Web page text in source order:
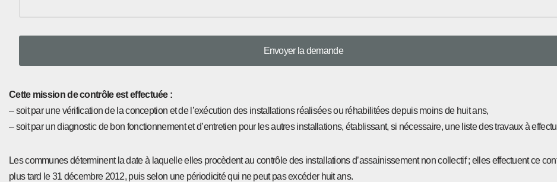
Cette mission de contrôle est effectuée :
– soit par une vérification de la conception et de l’exécution des installations réalisées ou réhabilitées depuis moins de huit ans,
– soit par un diagnostic de bon fonctionnement et d’entretien pour les autres installations, établissant, si nécessaire, une liste des travaux à
Les communes déterminent la date à laquelle elles procèdent au contrôle des installations d’assainissement non collectif ; elles effectuent ce
plus tard le 31 décembre 2012, puis selon une périodicité qui ne peut pas excéder huit ans.